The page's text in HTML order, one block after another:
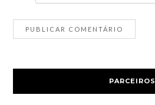
PARCEIROS